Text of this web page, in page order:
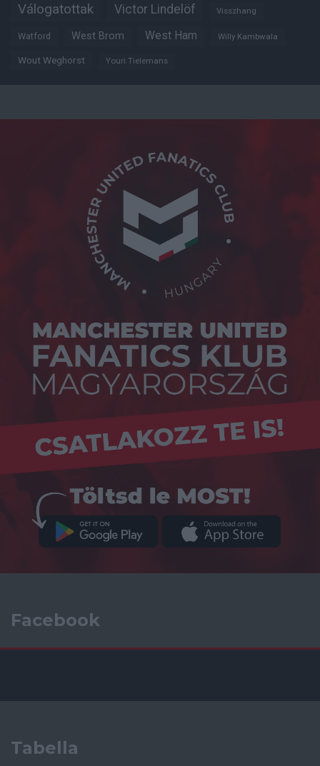
Válogatottak Victor Lindelöf Visszhang
Watford West Brom West Ham Willy Kambwala
Wout Weghorst Youri Tielemans
Facebook
Tabella